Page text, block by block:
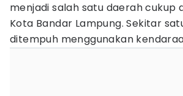
menjadi salah satu daerah cukup
Kota Bandar Lampung. Sekitar
ditempuh menggunakan